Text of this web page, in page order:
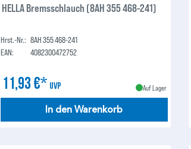
HELLA Bremsschlauch (8AH 355 468-241)
Hrst.-Nr.: 8AH 355 468-241
EAN:
4082300472752
11,93 €* UVP Auf Lager
In den Warenkorb